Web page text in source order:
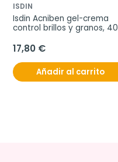
ISDIN
Isdin Acniben gel-crema
control brillos y granos, 40
17,80 €
Añadir al carrito